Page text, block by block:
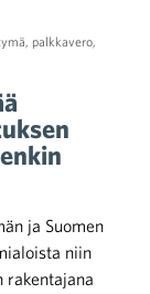
, palkkavero,
ja Suomen
niin
rakentajana